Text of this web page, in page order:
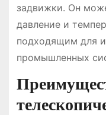
задвижки. Он
давление и
подходящим для
промышленных